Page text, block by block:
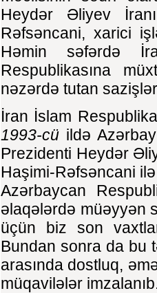
Heydər Əliyev
Rəfsəncani, xarici
Həmin səfərdə
Respublikasına
nəzərdə tutan
İran İslam
1993-cü ildə
Prezidenti Heydər
Haşimi-Rəfsəncani
Azərbaycan
əlaqələrdə müəyyən
üçün biz son
Bundan sonra da bu
arasında dostluq,
müqavilələr